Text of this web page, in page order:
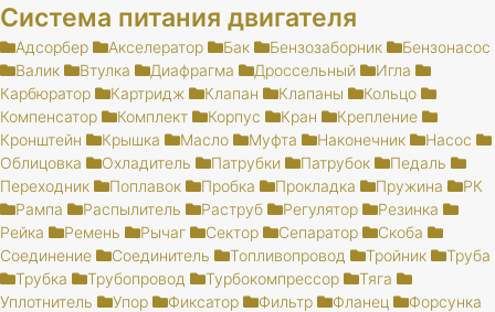
Система питания двигателя
Адсорбер Акселератор Бак Бензозаборник
Бензонасос
Валик
Втулка Диафрагма Дроссельный
Игла
Карбюратор
Картридж Клапан Клапаны
Кольцо
Компенсатор
Комплект Корпус Кран
Крепление
Кронштейн
Крышка Масло Муфта Наконечник
Насос
Облицовка
Охладитель Патрубки Патрубок
Педаль
Переходник
Поплавок Пробка Прокладка Пружина
РК
Рампа
Распылитель Раструб Регулятор
Резинка
Рейка
Ремень Рычаг Сектор Сепаратор
Скоба
Соединение
Соединитель Топливопровод Тройник
Труба
Трубка
Трубопровод Турбокомпрессор
Тяга
Уплотнитель
Упор Фиксатор Фильтр Фланец
Форсунка